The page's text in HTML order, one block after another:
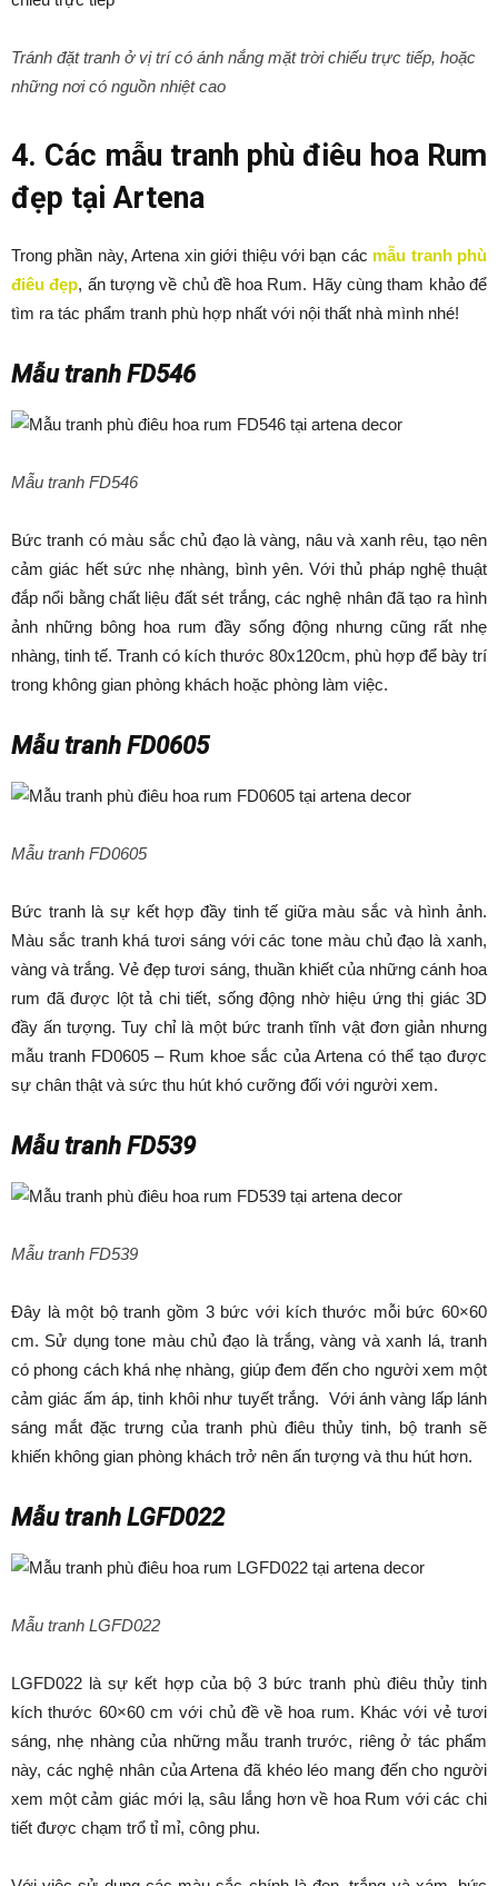
Tránh đặt tranh ở vị trí có ánh nắng mặt trời chiếu trực tiếp, hoặc
những nơi có nguồn nhiệt cao
4. Các mẫu tranh phù điêu hoa Rum
đẹp tại Artena
Trong phần này, Artena xin giới thiệu với bạn các mẫu tranh phù
điêu đẹp, ấn tượng về chủ đề hoa Rum. Hãy cùng tham khảo để
tìm ra tác phẩm tranh phù hợp nhất với nội thất nhà mình nhé!
Mẫu tranh FD546
Mẫu tranh FD546
Bức tranh có màu sắc chủ đạo là vàng, nâu và xanh rêu, tạo nên
cảm giác hết sức nhẹ nhàng, bình yên. Với thủ pháp nghệ thuật
đắp nổi bằng chất liệu đất sét trắng, các nghệ nhân đã tạo ra hình
ảnh những bông hoa rum đầy sống động nhưng cũng rất nhẹ
nhàng, tinh tế. Tranh có kích thước 80x120cm, phù hợp để bày trí
trong không gian phòng khách hoặc phòng làm việc.
Mẫu tranh FD0605
Mẫu tranh FD0605
Bức tranh là sự kết hợp đầy tinh tế giữa màu sắc và hình ảnh.
Màu sắc tranh khá tươi sáng với các tone màu chủ đạo là xanh,
vàng và trắng. Vẻ đẹp tươi sáng, thuần khiết của những cánh hoa
rum đã được lột tả chi tiết, sống động nhờ hiệu ứng thị giác 3D
đầy ấn tượng. Tuy chỉ là một bức tranh tĩnh vật đơn giản nhưng
mẫu tranh FD0605 – Rum khoe sắc của Artena có thể tạo được
sự chân thật và sức thu hút khó cưỡng đối với người xem.
Mẫu tranh FD539
Mẫu tranh FD539
Đây là một bộ tranh gồm 3 bức với kích thước mỗi bức 60×60
cm. Sử dụng tone màu chủ đạo là trắng, vàng và xanh lá, tranh
có phong cách khá nhẹ nhàng, giúp đem đến cho người xem một
cảm giác ấm áp, tinh khôi như tuyết trắng. Với ánh vàng lấp lánh
sáng mắt đặc trưng của tranh phù điêu thủy tinh, bộ tranh sẽ
khiến không gian phòng khách trở nên ấn tượng và thu hút hơn.
Mẫu tranh LGFD022
Mẫu tranh LGFD022
LGFD022 là sự kết hợp của bộ 3 bức tranh phù điêu thủy tinh
kích thước 60×60 cm với chủ đề về hoa rum. Khác với vẻ tươi
sáng, nhẹ nhàng của những mẫu tranh trước, riêng ở tác phẩm
này, các nghệ nhân của Artena đã khéo léo mang đến cho người
xem một cảm giác mới lạ, sâu lắng hơn về hoa Rum với các chi
tiết được chạm trổ tỉ mỉ, công phu.